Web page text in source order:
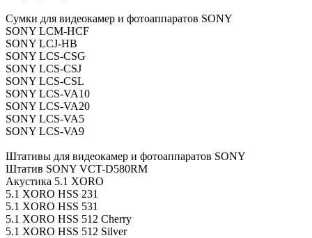
Сумки для видеокамер и фотоаппаратов SONY
SONY LCM-HCF
SONY LCJ-HB
SONY LCS-CSG
SONY LCS-CSJ
SONY LCS-CSL
SONY LCS-VA10
SONY LCS-VA20
SONY LCS-VA5
SONY LCS-VA9
Штативы для видеокамер и фотоаппаратов SONY
Штатив SONY VCT-D580RM
Акустика 5.1 XORO
5.1 XORO HSS 231
5.1 XORO HSS 531
5.1 XORO HSS 512 Cherry
5.1 XORO HSS 512 Silver